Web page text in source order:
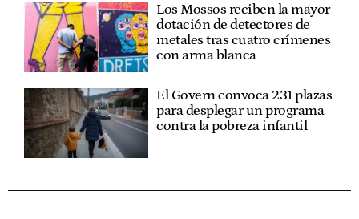
Los Mossos reciben la mayor
dotación de detectores de
metales tras cuatro crímenes
con arma blanca
El Govern convoca 231 plazas
para desplegar un programa
contra la pobreza infantil